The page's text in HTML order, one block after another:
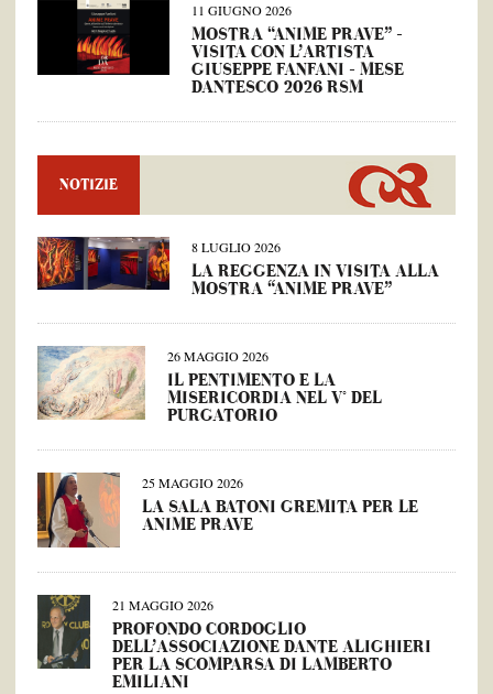
11 GIUGNO 2026
MOSTRA “ANIME PRAVE” –
VISITA CON L’ARTISTA
GIUSEPPE FANFANI – MESE
DANTESCO 2026 RSM
NOTIZIE
8 LUGLIO 2026
LA REGGENZA IN VISITA ALLA
MOSTRA “ANIME PRAVE”
26 MAGGIO 2026
IL PENTIMENTO E LA
MISERICORDIA NEL V° DEL
PURGATORIO
25 MAGGIO 2026
LA SALA BATONI GREMITA PER LE
ANIME PRAVE
21 MAGGIO 2026
PROFONDO CORDOGLIO
DELL’ASSOCIAZIONE DANTE ALIGHIERI
PER LA SCOMPARSA DI LAMBERTO
EMILIANI